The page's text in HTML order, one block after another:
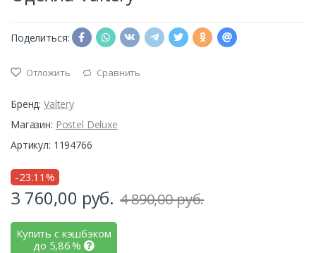
Поделиться:
Отложить Сравнить
Бренд: Valtery
Магазин: Postel Deluxe
Артикул: 1194766
-23.11%
3 760,00 руб. 4 890,00 руб.
Купить с кэшбэком
до 5,86%